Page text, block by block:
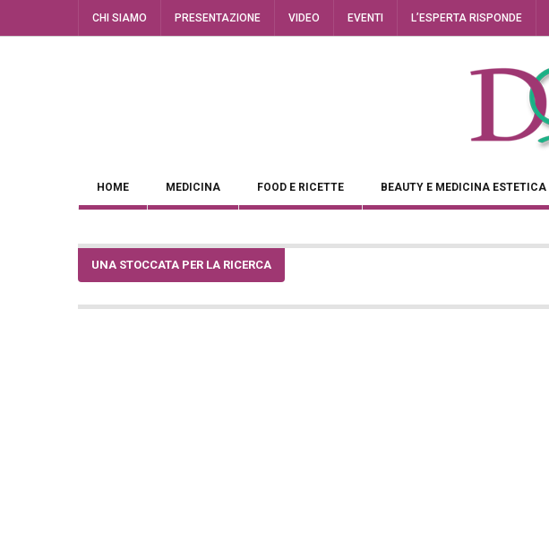
CHI SIAMO PRESENTAZIONE VIDEO EVENTI L’ESPERTA RISPONDE
HOME MEDICINA FOOD E RICETTE BEAUTY E MEDICINA ESTETICA
UNA STOCCATA PER LA RICERCA